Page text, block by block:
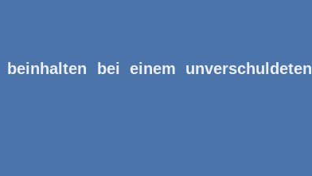
bei einem unverschuldeten